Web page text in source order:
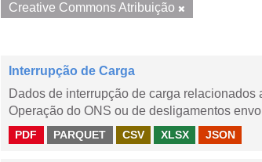
Creative Commons Atribuição
Interrupção de Carga
Dados de interrupção de carga
Operação do ONS ou de desligamentos
PDF PARQUET CSV XLSX JSON